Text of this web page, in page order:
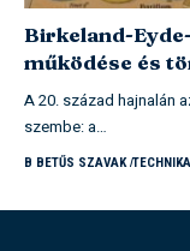
Birkeland-
működése és
A 20. század hajnalán
szembe: a…
B BETŰS SZAVAK TECHNIKA